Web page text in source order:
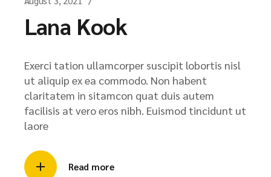
Lana Kook
Exerci tation ullamcorper suscipit lobortis nisl
ut aliquip ex ea commodo. Non habent
claritatem in sitamcon quat duis autem
facilisis at vero eros nibh. Euismod tincidunt ut
laore
Read more